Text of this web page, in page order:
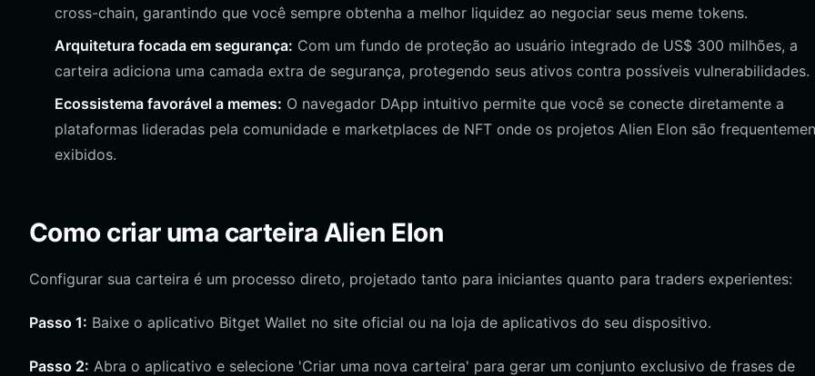
cross-chain, garantindo que você sempre obtenha a melhor liquidez ao negociar seus meme tokens.
Arquitetura focada em segurança: Com um fundo de proteção ao usuário integrado de US$ 300 milhões, a
carteira adiciona uma camada extra de segurança, protegendo seus ativos contra possíveis vulnerabilidades.
Ecossistema favorável a memes: O navegador DApp intuitivo permite que você se conecte diretamente a
plataformas lideradas pela comunidade e marketplaces de NFT onde os projetos Alien Elon são
exibidos.
Como criar uma carteira Alien Elon
Configurar sua carteira é um processo direto, projetado tanto para iniciantes quanto para traders experientes:
Passo 1: Baixe o aplicativo Bitget Wallet no site oficial ou na loja de aplicativos do seu dispositivo.
Passo 2: Abra o aplicativo e selecione 'Criar uma nova carteira' para gerar um conjunto exclusivo de frases de